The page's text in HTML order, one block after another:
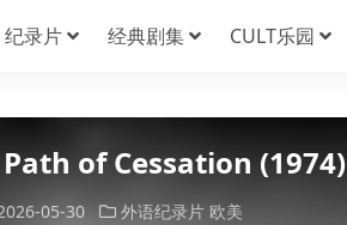
纪录片 经典剧集 CULT乐园
Path of Cessation (1974)
05-30 外语纪录片 欧美